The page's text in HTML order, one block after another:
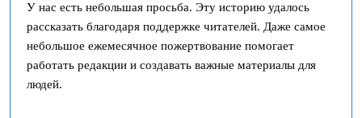
У нас есть небольшая просьба. Эту историю удалось
рассказать благодаря поддержке читателей. Даже самое
небольшое ежемесячное пожертвование помогает
работать редакции и создавать важные материалы для
людей.